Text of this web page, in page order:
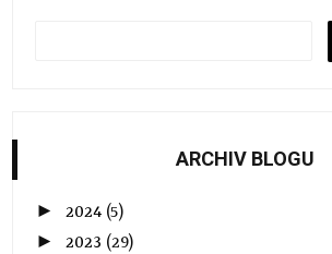
ARCHIV BLOGU
►2024 (5)
► 2023 (29)